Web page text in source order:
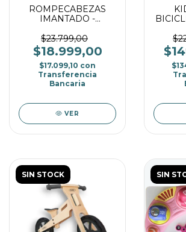
ROMPECABEZAS
IMANTADO -
$23.799,00
$18.999,00
$17.099,10 con
Transferencia
Bancaria
VER
SIN STOCK SIN